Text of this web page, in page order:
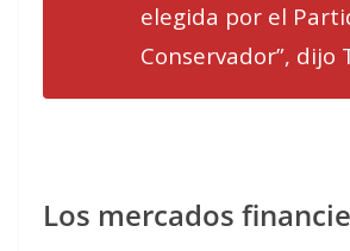
elegida por el
Conservador”, dijo
Los mercados